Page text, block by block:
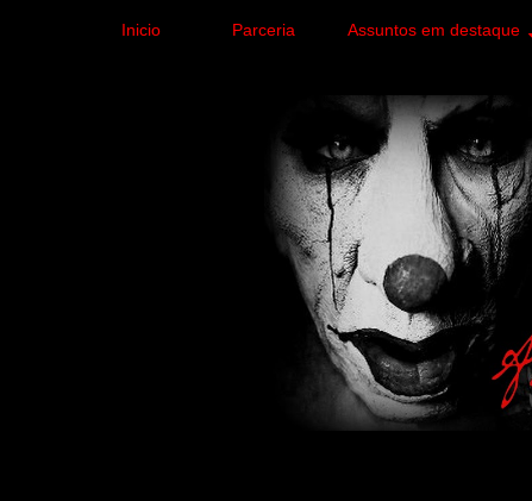
Inicio Parceria Assuntos em destaque